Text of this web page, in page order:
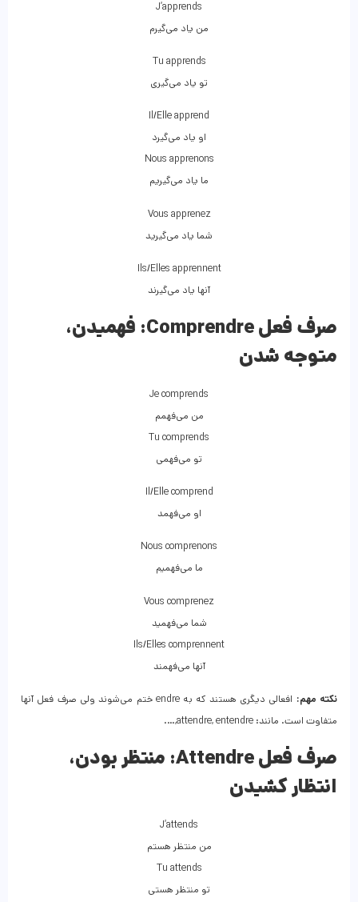
J’apprends
من یاد می‌گیرم
Tu apprends
تو یاد می‌گیری
Il/Elle apprend
او یاد می‌گیرد
Nous apprenons
ما یاد می‌گیریم
Vous apprenez
شما یاد می‌گیرید
Ils/Elles apprennent
آنها یاد می‌گیرند
صرف فعل Comprendre:
فهمیدن،
متوجه شدن
Je comprends
من می‌فهمم
Tu comprends
تو می‌فهمی
Il/Elle comprend
او می‌فهمد
Nous comprenons
ما می‌فهمیم
Vous comprenez
شما می‌فهمید
Ils/Elles comprennent
آنها می‌فهمند
نکته مهم:
افعالی دیگری هستند که به endre ختم می‌شوند ولی صرف فعل آنها
متفاوت است. مانند: attendre, entendre,….
صرف فعل Attendre:
منتظر بودن،
انتظار کشیدن
J’attends
من منتظر هستم
Tu attends
تو منتظر هستی